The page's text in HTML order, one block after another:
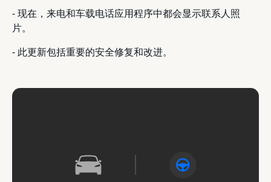
- 现在，来电和车载电话应用程序中都会显示联系人照
片。
- 此更新包括重要的安全修复和改进。